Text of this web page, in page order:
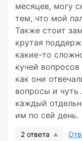
месяцев, могу
тем, что мой
Также стоит
крутая
какие-то
кучей
как они
вопросы и чуть
каждый
им по сей день.
2 ответа